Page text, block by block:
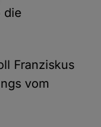
die
Franziskus
vom